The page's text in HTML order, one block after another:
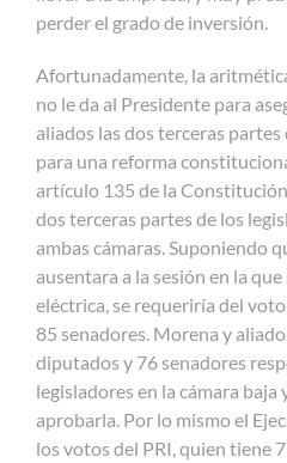
perder el grado de inversión.
Afortunadamente, la
no le da al Presidente para
aliados las dos terceras
para una reforma
artículo 135 de la
dos terceras partes de los
ambas cámaras. Suponiendo
ausentara a la sesión en la
eléctrica, se requeriría del
85 senadores. Morena y
diputados y 76 senadores
legisladores en la cámara baja
aprobarla. Por lo mismo el
los votos del PRI, quien tiene